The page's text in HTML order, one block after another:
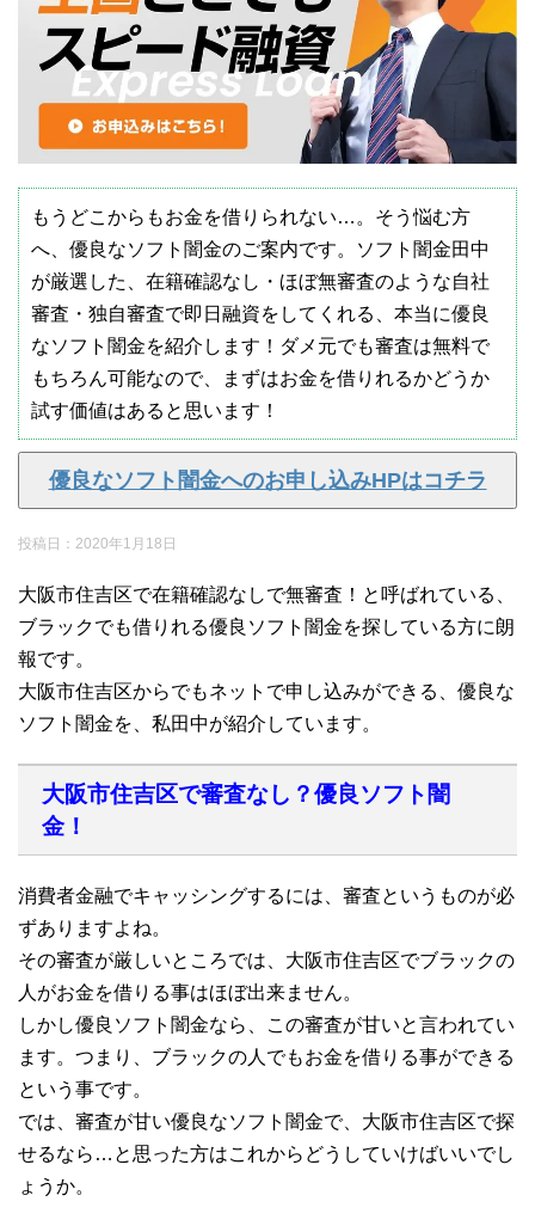
もうどこからもお金を借りられない…。そう悩む方
へ、優良なソフト闇金のご案内です。ソフト闇金田中
が厳選した、在籍確認なし・ほぼ無審査のような自社
審査・独自審査で即日融資をしてくれる、本当に優良
なソフト闇金を紹介します！ダメ元でも審査は無料で
もちろん可能なので、まずはお金を借りれるかどうか
試す価値はあると思います！
優良なソフト闇金へのお申し込みHPはコチラ
投稿日： 2020年1月18日
大阪市住吉区で在籍確認なしで無審査！と呼ばれている、
ブラックでも借りれる優良ソフト闇金を探している方に朗
報です。
大阪市住吉区からでもネットで申し込みができる、優良な
ソフト闇金を、私田中が紹介しています。
大阪市住吉区で審査なし？優良ソフト闇
金！
消費者金融でキャッシングするには、審査というものが必
ずありますよね。
その審査が厳しいところでは、大阪市住吉区でブラックの
人がお金を借りる事はほぼ出来ません。
しかし優良ソフト闇金なら、この審査が甘いと言われてい
ます。つまり、ブラックの人でもお金を借りる事ができる
という事です。
では、審査が甘い優良なソフト闇金で、大阪市住吉区で探
せるなら…と思った方はこれからどうしていけばいいでし
ょうか。